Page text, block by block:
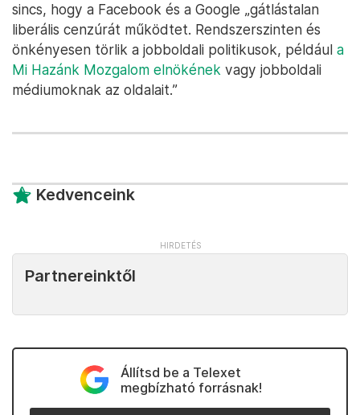
sincs, hogy a Facebook és a Google „gátlástalan
liberális cenzúrát működtet. Rendszerszinten és
önkényesen törlik a jobboldali politikusok, például a
Mi Hazánk Mozgalom elnökének vagy jobboldali
médiumoknak az oldalait.”
Kedvenceink
Partnereinktől
Állítsd be a Telexet
megbízható forrásnak!